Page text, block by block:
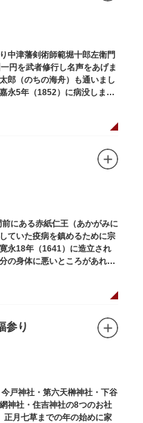
中津藩剣術師範堀十郎左衛門
円を武者修行し名声をあげま
郎（のちの海舟）も通いまし
永5年（1852）に病没しまし
す。
にある赤紙仁王（あかがみに
ていた疫病を鎮めるために宗
永18年（1641）に造立され
の身体に悪いところがあれ
治ると信仰されています。
参り
戸神社・第六天榊神社・下谷
神社・住吉神社の8つのお社
正月七草までの年の始めに家